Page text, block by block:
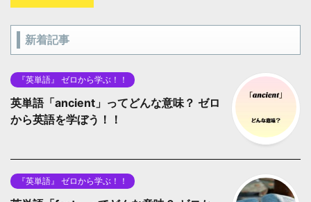
新着記事
『英単語』 ゼロから学ぶ！！
英単語「ancient」ってどんな意味？ ゼロ
から英語を学ぼう！！
『英単語』 ゼロから学ぶ！！